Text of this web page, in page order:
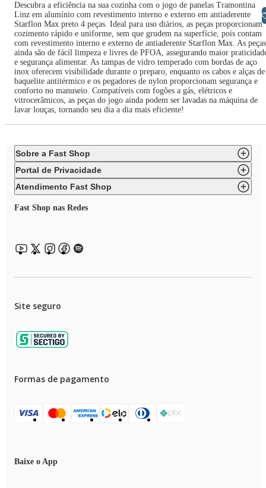
Descubra a eficiência na sua cozinha com o jogo de panelas Tramontina
Linz em alumínio com revestimento interno e externo em antiaderente
Starflon Max preto 4 peças. Ideal para uso diários, as peças proporcionam
cozimento rápido e uniforme, sem que grudem na superfície, pois contam
com revestimento interno e externo de antiaderente Starflon Max. As peças
ainda são de fácil limpeza e livres de PFOA, assegurando maior
e segurança alimentar. As tampas de vidro temperado com bordas de aço
inox oferecem visibilidade durante o preparo, enquanto os cabos e alças de
baquelite antitérmico e os pegadores de nylon proporcionam segurança e
conforto no manuseio. Compatíveis com fogões a gás, elétricos e
vitrocerâmicos, as peças do jogo ainda podem ser lavadas na máquina de
lavar louças, tornando seu dia a dia mais eficiente!
Sobre a Fast Shop
Portal de Privacidade
Atendimento Fast Shop
Fast Shop nas Redes
Site seguro
Formas de pagamento
Baixe o App
Libras